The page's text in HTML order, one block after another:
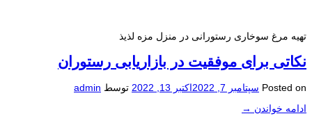
تهیه مرغ سوخاری رستورانی در منزل مزه لذیذ
نکاتی برای موفقیت در بازاریابی رستوران
Posted on سپتامبر 7, 2022 اکتبر 13, 2022 توسط admin
ادامه خواندن →